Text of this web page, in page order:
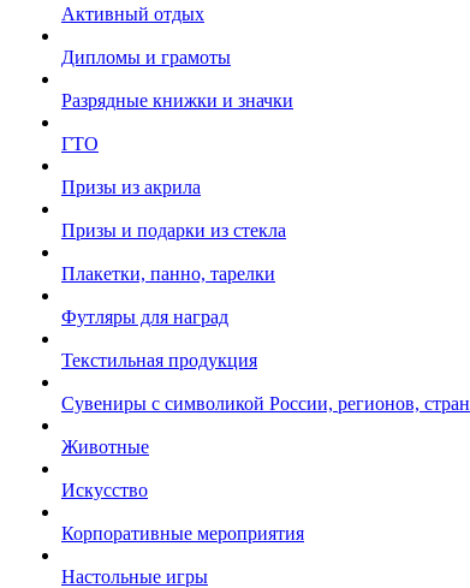
Активный отдых
Дипломы и грамоты
Разрядные книжки и значки
ГТО
Призы из акрила
Призы и подарки из стекла
Плакетки, панно, тарелки
Футляры для наград
Текстильная продукция
Сувениры с символикой России, регионов, стран
Животные
Искусство
Корпоративные мероприятия
Настольные игры